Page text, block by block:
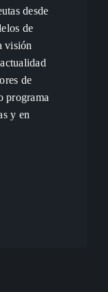
desde
de
visión
de
programa
y en